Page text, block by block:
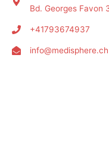
Bd. Georges Favon
+41793674937
info@medisphere.ch